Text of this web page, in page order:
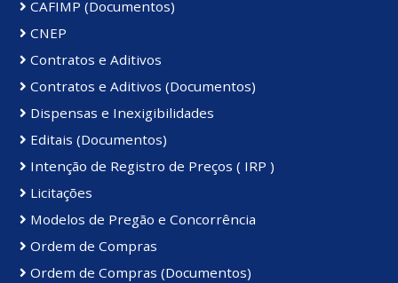
CAFIMP (Documentos)
CNEP
Contratos e Aditivos
Contratos e Aditivos (Documentos)
Dispensas e Inexigibilidades
Editais (Documentos)
Intenção de Registro de Preços ( IRP )
Licitações
Modelos de Pregão e Concorrência
Ordem de Compras
Ordem de Compras (Documentos)